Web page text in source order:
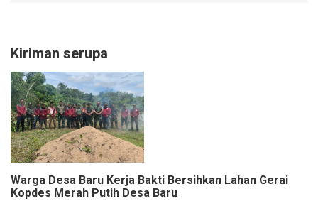
Kiriman serupa
Warga Desa Baru Kerja Bakti Bersihkan Lahan Gerai
Kopdes Merah Putih Desa Baru